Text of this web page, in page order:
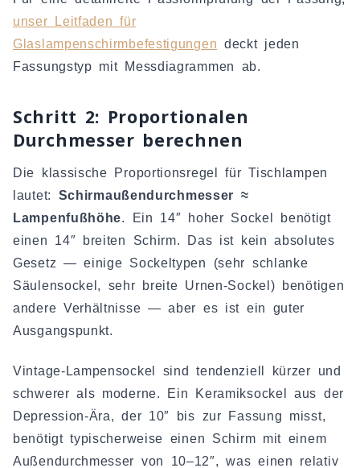
unser Leitfaden für
Glaslampenschirmbefestigungen deckt jeden
Fassungstyp mit Messdiagrammen ab.
Schritt 2: Proportionalen
Durchmesser berechnen
Die klassische Proportionsregel für Tischlampen
lautet: Schirmaußendurchmesser ≈
Lampenfußhöhe. Ein 14″ hoher Sockel benötigt
einen 14″ breiten Schirm. Das ist kein absolutes
Gesetz — einige Sockeltypen (sehr schlanke
Säulensockel, sehr breite Urnen-Sockel) benötigen
andere Verhältnisse — aber es ist ein guter
Ausgangspunkt.
Vintage-Lampensockel sind tendenziell kürzer und
schwerer als moderne. Ein Keramiksockel aus der
Depression-Ära, der 10″ bis zur Fassung misst,
benötigt typischerweise einen Schirm mit einem
Außendurchmesser von 10–12″, was einen relativ